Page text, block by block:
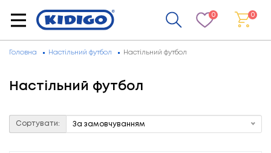
0 0
Головна Настільний футбол Настільний футбол
Настільний футбол
Сортувати: За замовчуванням